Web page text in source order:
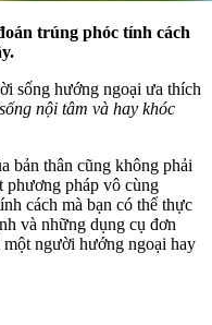
trúng phóc tính cách
sống hướng ngoại ưa thích
nội tâm và hay khóc
bản thân cũng không phải
phương pháp vô cùng
cách mà bạn có thể thực
và những dụng cụ đơn
người hướng ngoại hay